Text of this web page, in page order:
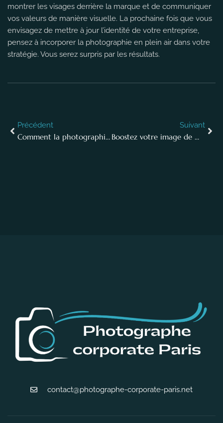
montrer les visages derrière la marque et de communiquer
vos valeurs de manière visuelle. La prochaine fois que vous
envisagez de mettre à jour l’identité de votre entreprise,
pensez à incorporer la photographie en plein air dans votre
stratégie. Vous serez surpris par les résultats.
Précédent
Comment la photographie peut embellir vos formations en entreprise ?
Suivant
Boostez votre image de marque par des séances photo d’entreprise
contact@photographe-corporate-paris.net